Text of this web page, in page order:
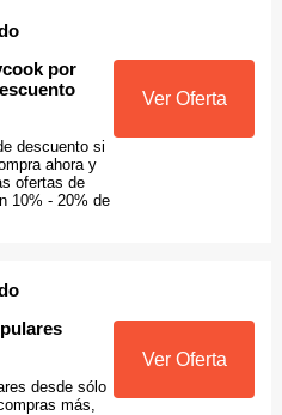
por
descuento si
ahora y
ofertas de
10% - 20% de
Ver Oferta
desde sólo
más,
Ver Oferta